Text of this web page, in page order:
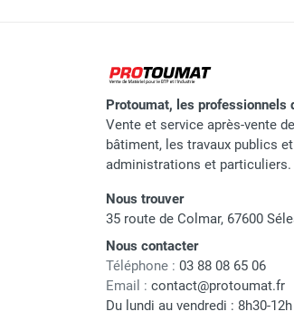
Référence
Code EAN
Classement
Protoumat, les professionnels
Vente et service après-vente
bâtiment, les travaux publics
administrations et particuliers.
Nous trouver
35 route de Colmar, 67600
Nous contacter
Téléphone : 03 88 08 65 06
Email : contact@protoumat.fr
Du lundi au vendredi : 8h30-